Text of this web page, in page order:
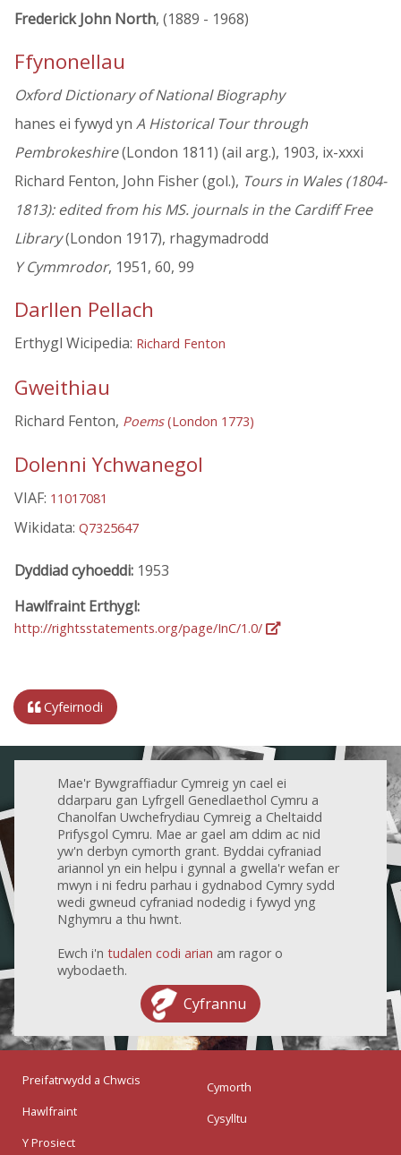
Frederick John North, (1889 - 1968)
Ffynonellau
Oxford Dictionary of National Biography
hanes ei fywyd yn A Historical Tour through
Pembrokeshire(London 1811) (ail arg.), 1903, ix-xxxi
Richard Fenton, John Fisher (gol.), Tours in Wales (1804-
1813): edited from his MS. journals in the Cardiff Free
Library(London 1917), rhagymadrodd
Y Cymmrodor, 1951, 60, 99
Darllen Pellach
Erthygl Wicipedia: Richard Fenton
Gweithiau
Richard Fenton, Poems(London 1773)
Dolenni Ychwanegol
VIAF: 11017081
Wikidata: Q7325647
Dyddiad cyhoeddi: 1953
Hawlfraint Erthygl:
http://rightsstatements.org/page/InC/1.0/
Cyfeirnodi
Mae'r Bywgraffiadur Cymreig yn cael ei
ddarparu gan Lyfrgell Genedlaethol Cymru a
Chanolfan Uwchefrydiau Cymreig a Cheltaidd
Prifysgol Cymru. Mae ar gael am ddim ac nid
yw'n derbyn cymorth grant. Byddai cyfraniad
ariannol yn ein helpu i gynnal a gwella'r wefan er
mwyn i ni fedru parhau i gydnabod Cymry sydd
wedi gwneud cyfraniad nodedig i fywyd yng
Nghymru a thu hwnt.
Ewch i'n tudalen codi arian am ragor o
wybodaeth.
Cyfrannu
Preifatrwydd a Chwcis
Hawlfraint
Y Prosiect
Cymorth
Cysylltu